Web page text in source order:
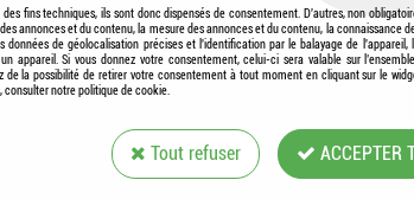
APPI -
EXTÉRIEUR
fins techniques, ils sont donc dispensés de consentement. D'autres, non
annonces et du contenu, la mesure des annonces et du contenu, la connaissance
données de géolocalisation précises et l'identification par le balayage de l'appareil,
appareil. Si vous donnez votre consentement, celui-ci sera valable sur
de la possibilité de retirer votre consentement à tout moment en cliquant sur le
consulter notre politique de cookie.
Tout refuser ACCEPTER